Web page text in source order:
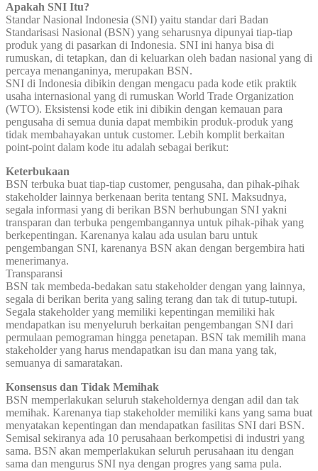
Apakah SNI Itu?
Standar Nasional Indonesia (SNI) yaitu standar dari Badan
Standarisasi Nasional (BSN) yang seharusnya dipunyai tiap-tiap
produk yang di pasarkan di Indonesia. SNI ini hanya bisa di
rumuskan, di tetapkan, dan di keluarkan oleh badan nasional yang di
percaya menanganinya, merupakan BSN.
SNI di Indonesia dibikin dengan mengacu pada kode etik praktik
usaha internasional yang di rumuskan World Trade Organization
(WTO). Eksistensi kode etik ini dibikin dengan kemauan para
pengusaha di semua dunia dapat membikin produk-produk yang
tidak membahayakan untuk customer. Lebih komplit berkaitan
point-point dalam kode itu adalah sebagai berikut:
Keterbukaan
BSN terbuka buat tiap-tiap customer, pengusaha, dan pihak-pihak
stakeholder lainnya berkenaan berita tentang SNI. Maksudnya,
segala informasi yang di berikan BSN berhubungan SNI yakni
transparan dan terbuka pengembangannya untuk pihak-pihak yang
berkepentingan. Karenanya kalau ada usulan baru untuk
pengembangan SNI, karenanya BSN akan dengan bergembira hati
menerimanya.
Transparansi
BSN tak membeda-bedakan satu stakeholder dengan yang lainnya,
segala di berikan berita yang saling terang dan tak di tutup-tutupi.
Segala stakeholder yang memiliki kepentingan memiliki hak
mendapatkan isu menyeluruh berkaitan pengembangan SNI dari
permulaan pemograman hingga penetapan. BSN tak memilih mana
stakeholder yang harus mendapatkan isu dan mana yang tak,
semuanya di samaratakan.
Konsensus dan Tidak Memihak
BSN memperlakukan seluruh stakeholdernya dengan adil dan tak
memihak. Karenanya tiap stakeholder memiliki kans yang sama buat
menyatakan kepentingan dan mendapatkan fasilitas SNI dari BSN.
Semisal sekiranya ada 10 perusahaan berkompetisi di industri yang
sama. BSN akan memperlakukan seluruh perusahaan itu dengan
sama dan mengurus SNI nya dengan progres yang sama pula.